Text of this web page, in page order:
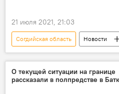
21 июля 2021, 21:03
Согдийская область Новости
В мире
Политика
учения
граница
О текущей ситуации на границе
рассказали в полпредстве в